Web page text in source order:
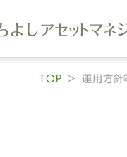
TOP 運用方針